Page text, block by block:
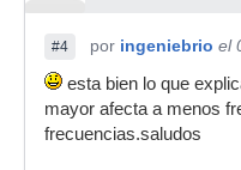
#4 por ingeniebrio el
esta bien lo que
mayor afecta a menos
frecuencias.saludos